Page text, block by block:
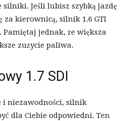
Jeśli lubisz szybką jazdę
za kierownicą, silnik 1.6 GTI
Pamiętaj jednak, że większa
zużycie paliwa.
1.7 SDI
i niezawodności, silnik
dla Ciebie odpowiedni. Ten